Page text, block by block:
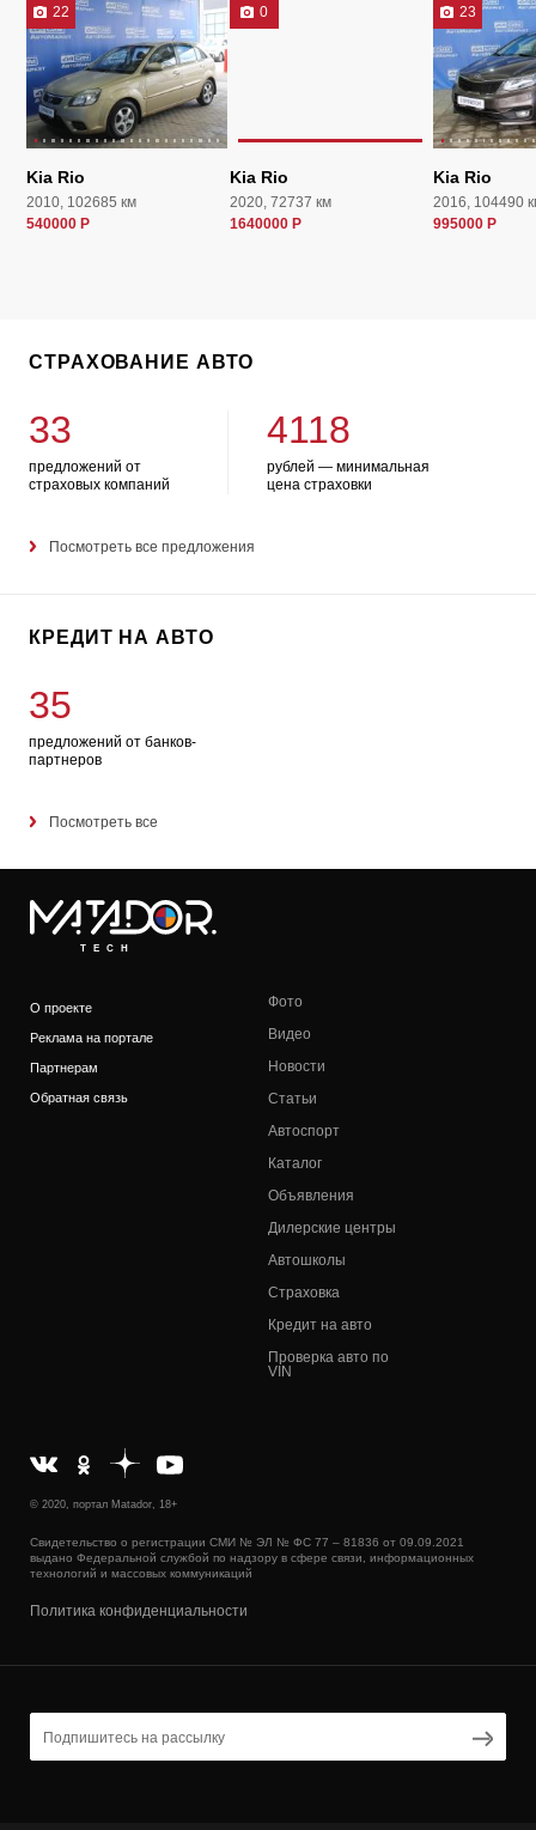
22
Kia Rio
2010, 102685 км
540000 Р
0
Kia Rio
2020, 72737 км
1640000 Р
23
Kia Rio
2016, 104490
995000 Р
СТРАХОВАНИЕ АВТО
33
предложений от
страховых компаний
4118
рублей — минимальная
цена страховки
Посмотреть все предложения
КРЕДИТ НА АВТО
35
предложений от банков-
партнеров
Посмотреть все
TECH
О проекте
Реклама на портале
Партнерам
Обратная связь
Фото
Видео
Новости
Статьи
Автоспорт
Каталог
Объявления
Дилерские центры
Автошколы
Страховка
Кредит на авто
Проверка авто по
VIN
© 2020, портал Matador, 18+
Свидетельство о регистрации СМИ № ЭЛ № ФС 77 – 81836 от 09.09.2021
выдано Федеральной службой по надзору в сфере связи, информационных
технологий и массовых коммуникаций
Политика конфиденциальности